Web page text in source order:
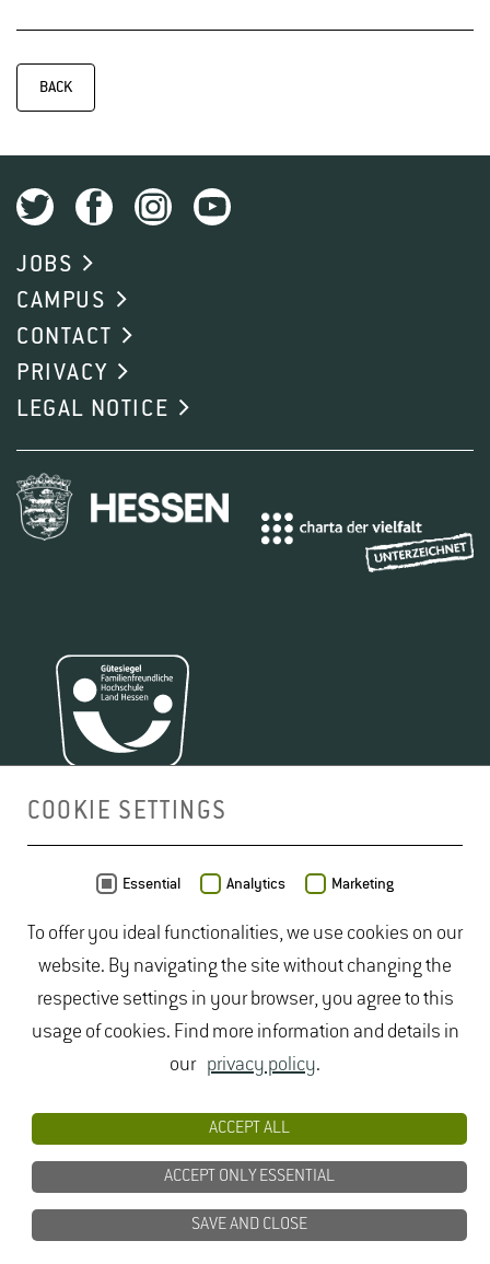
BACK
JOBS
CAMPUS
CONTACT
PRIVACY
LEGAL NOTICE
COOKIE SETTINGS
Essential Analytics Marketing
To offer you ideal functionalities, we use cookies on our
website. By navigating the site without changing the
respective settings in your browser, you agree to this
usage of cookies. Find more information and details in
our privacy policy.
ACCEPT ALL
ACCEPT ONLY ESSENTIAL
SAVE AND CLOSE